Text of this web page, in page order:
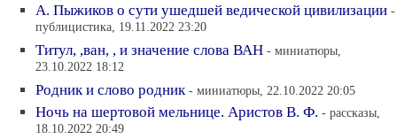
А. Пыжиков о сути ушедшей ведической цивилизации -
публицистика, 19.11.2022 23:20
Титул, ,ван, , и значение слова ВАН - миниатюры,
23.10.2022 18:12
Родник и слово родник - миниатюры, 22.10.2022 20:05
Ночь на шертовой мельнице. Аристов В. Ф. - рассказы,
18.10.2022 20:49